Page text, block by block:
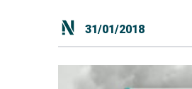
31/01/2018